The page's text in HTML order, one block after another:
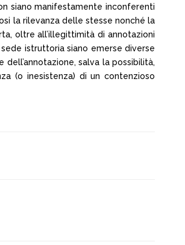
siano manifestamente inconferenti
la rilevanza delle stesse nonché la
oltre all’illegittimità di annotazioni
istruttoria siano emerse diverse
salva la possibilità,
(o inesistenza) di un contenzioso